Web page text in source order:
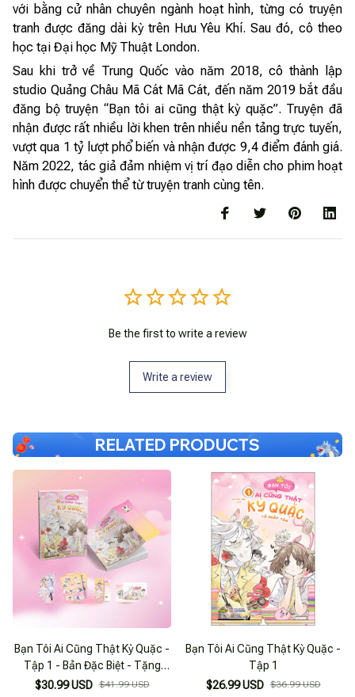
với bằng cử nhân chuyên ngành hoạt hình, từng có truyện
tranh được đăng dài kỳ trên Hưu Yêu Khí. Sau đó, cô theo
học tại Đại học Mỹ Thuật London.
Sau khi trở về Trung Quốc vào năm 2018, cô thành lập
studio Quảng Châu Mã Cát Mã Cát, đến năm 2019 bắt đầu
đăng bộ truyện “Bạn tôi ai cũng thật kỳ quặc”. Truyện đã
nhận được rất nhiều lời khen trên nhiều nền tảng trực tuyến,
vượt qua 1 tỷ lượt phổ biến và nhận được 9,4 điểm đánh giá.
Năm 2022, tác giả đảm nhiệm vị trí đạo diễn cho phim hoạt
hình được chuyển thể từ truyện tranh cùng tên.
Be the first to write a review
Write a review
RELATED PRODUCTS
Bạn Tôi Ai Cũng Thật Kỳ Quặc -
Tập 1 - Bản Đặc Biệt - Tặng
Kèm Bookmark 2 Mặt + Standee
$30.99 USD $41.99 USD
Bạn Tôi Ai Cũng Thật Kỳ Quặc -
Tập 1
$26.99 USD $36.99 USD